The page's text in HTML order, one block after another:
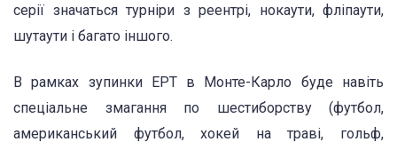
серії значаться турніри з реентрі, нокаути, фліпаути,
шутаути і багато іншого.
В рамках зупинки ЕРТ в Монте-Карло буде навіть
спеціальне змагання по шестиборству (футбол,
американський футбол, хокей на траві, гольф,